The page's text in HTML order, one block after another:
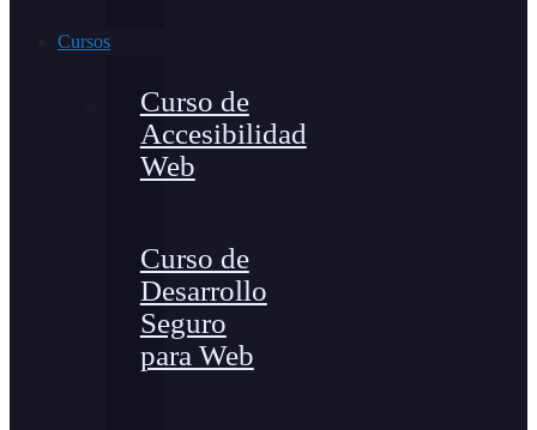
Cursos
Curso de
Accesibilidad
Web
Curso de
Desarrollo
Seguro
para Web